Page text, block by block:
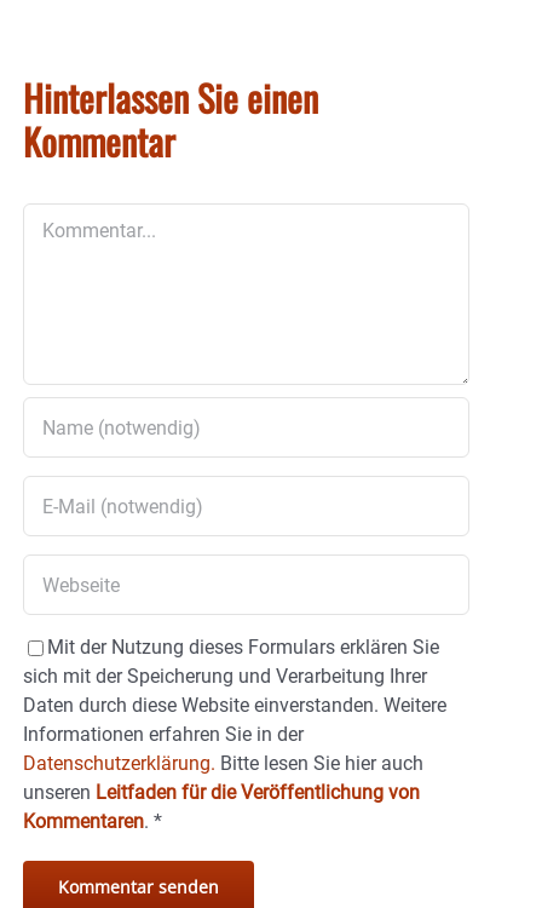
Hinterlassen Sie einen
Kommentar
Mit der Nutzung dieses Formulars erklären Sie
sich mit der Speicherung und Verarbeitung Ihrer
Daten durch diese Website einverstanden. Weitere
Informationen erfahren Sie in der
Datenschutzerklärung. Bitte lesen Sie hier auch
unseren Leitfaden für die Veröffentlichung von
Kommentaren. *